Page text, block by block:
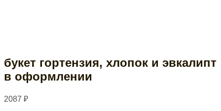
букет гортензия, хлопок и эвкалипт
в оформлении
2087 ₽